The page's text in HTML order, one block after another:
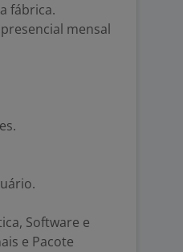
fábrica.
mensal
Software e
e Pacote